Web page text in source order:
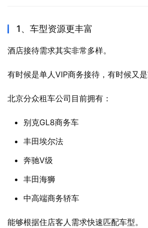
1、车型资源更丰富
酒店接待需求其实非常多样。
有时候是单人VIP商务接待，有时候又是
北京分众租车公司目前拥有：
别克GL8商务车
丰田埃尔法
奔驰V级
丰田海狮
中高端商务轿车
能够根据住店客人需求快速匹配车型。